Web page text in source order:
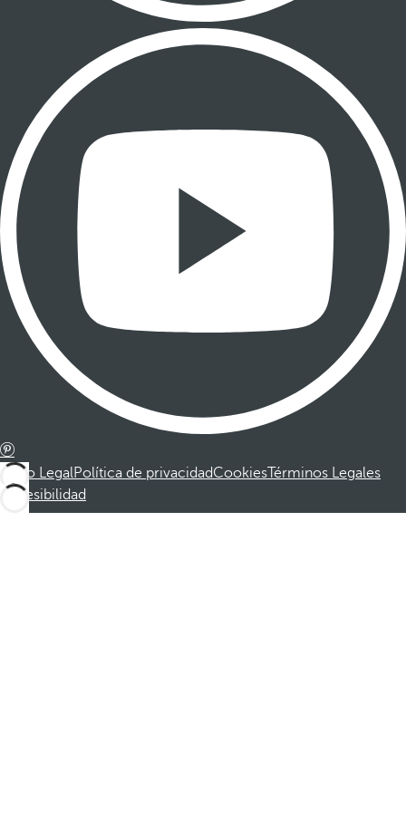
Aviso LegalPolítica de privacidadCookiesTérminos Legales
Accesibilidad